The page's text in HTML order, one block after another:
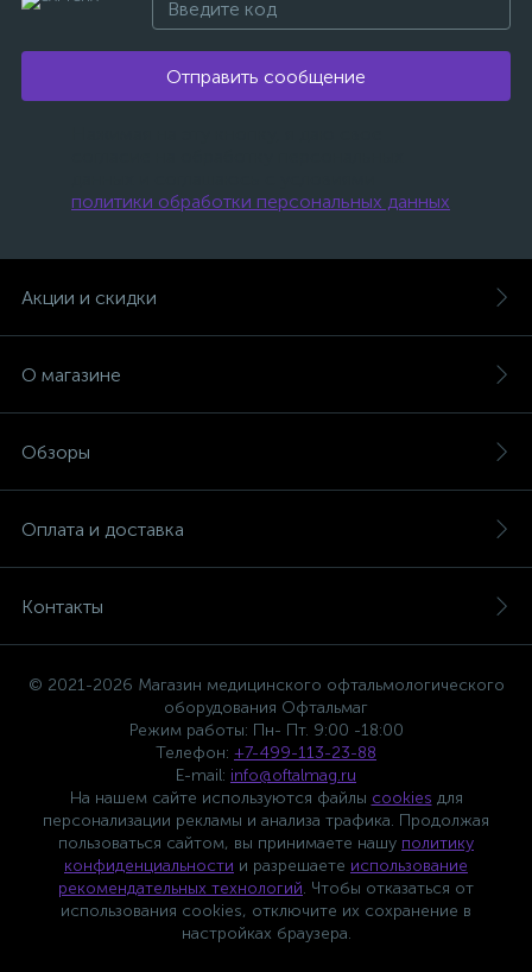
Отправить сообщение
политики обработки персональных данных
Акции и скидки
О магазине
Обзоры
Оплата и доставка
Контакты
© 2021-2026 Магазин медицинского офтальмологического
оборудования Офтальмаг
Режим работы: Пн- Пт. 9:00 -18:00
Телефон: +7-499-113-23-88
E-mail: info@oftalmag.ru
На нашем сайте используются файлы cookies для
персонализации рекламы и анализа трафика. Продолжая
пользоваться сайтом, вы принимаете нашу политику
конфиденциальности и разрешаете использование
рекомендательных технологий. Чтобы отказаться от
использования cookies, отключите их сохранение в
настройках браузера.